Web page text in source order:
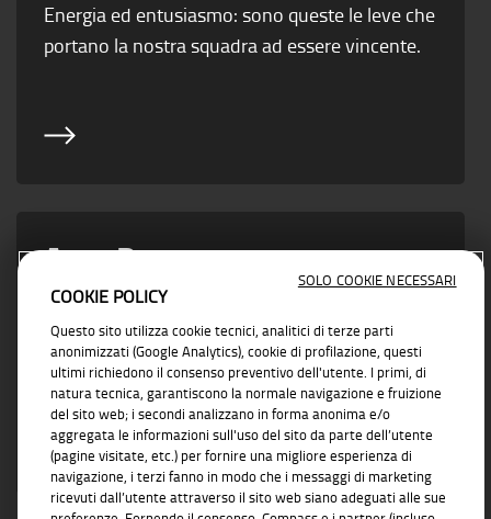
Energia ed entusiasmo: sono queste le leve che
portano la nostra squadra ad essere vincente.
Area Partner
Vicino ad ogni esigenza di business con
soluzioni concrete e affidabili
COOKIE POLICY
Questo sito utilizza cookie tecnici, analitici di terze parti
anonimizzati (Google Analytics), cookie di profilazione, questi
ultimi richiedono il consenso preventivo dell'utente. I primi, di
natura tecnica, garantiscono la normale navigazione e fruizione
del sito web; i secondi analizzano in forma anonima e/o
aggregata le informazioni sull'uso del sito da parte dell’utente
(pagine visitate, etc.) per fornire una migliore esperienza di
navigazione, i terzi fanno in modo che i messaggi di marketing
ricevuti dall’utente attraverso il sito web siano adeguati alle sue
SOLO COOKIE NECESSARI